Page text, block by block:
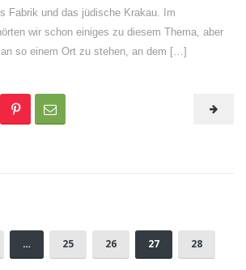
Fabrik und das jüdische Krakau. Im
wir schon einiges zu diesem Thema, aber
so einem Ort zu stehen, an dem […]
… 25 26 27 28